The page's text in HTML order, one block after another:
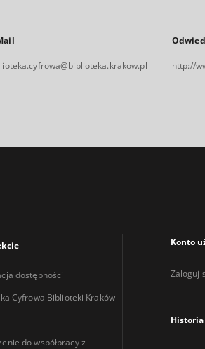
http://
dostępności
Cyfrowa Biblioteki Kraków-
do współpracy z
Konto
Zaloguj